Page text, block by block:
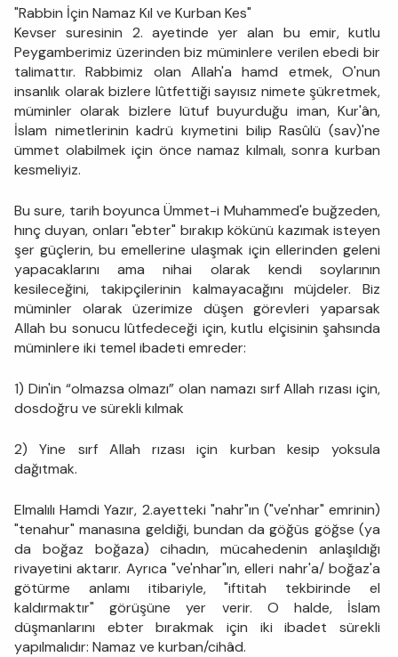
"Rabbin İçin Namaz Kıl ve Kurban Kes"
Kevser suresinin 2. ayetinde yer alan bu emir, kutlu
Peygamberimiz üzerinden biz müminlere verilen ebedi bir
talimattır. Rabbimiz olan Allah'a hamd etmek, O'nun
insanlık olarak bizlere lûtfettiği sayısız nimete şükretmek,
müminler olarak bizlere lütuf buyurduğu iman, Kur'ân,
İslam nimetlerinin kadrü kıymetini bilip Rasûlü (sav)'ne
ümmet olabilmek için önce namaz kılmalı, sonra kurban
kesmeliyiz.
Bu sure, tarih boyunca Ümmet-i Muhammed'e buğzeden,
hınç duyan, onları "ebter" bırakıp kökünü kazımak isteyen
şer güçlerin, bu emellerine ulaşmak için ellerinden geleni
yapacaklarını ama nihai olarak kendi soylarının
kesileceğini, takipçilerinin kalmayacağını müjdeler. Biz
müminler olarak üzerimize düşen görevleri yaparsak
Allah bu sonucu lûtfedeceği için, kutlu elçisinin şahsında
müminlere iki temel ibadeti emreder:
1) Din'in “olmazsa olmazı” olan namazı sırf Allah rızası için,
dosdoğru ve sürekli kılmak
2) Yine sırf Allah rızası için kurban kesip yoksula
dağıtmak.
Elmalılı Hamdi Yazır, 2.ayetteki "nahr"ın ("ve'nhar" emrinin)
"tenahur" manasına geldiği, bundan da göğüs göğse (ya
da boğaz boğaza) cihadın, mücahedenin anlaşıldığı
rivayetini aktarır. Ayrıca "ve'nhar"ın, elleri nahr'a/ boğaz'a
götürme anlamı itibariyle, "iftitah tekbirinde el
kaldırmaktır" görüşüne yer verir. O halde, İslam
düşmanlarını ebter bırakmak için iki ibadet sürekli
yapılmalıdır: Namaz ve kurban/cihâd.